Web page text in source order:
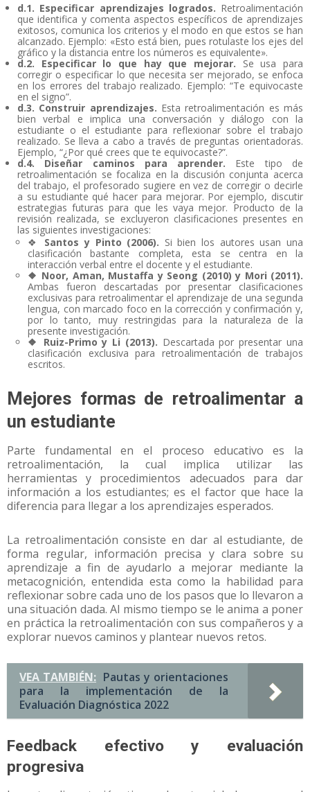
d.1. Especificar aprendizajes logrados. Retroalimentación
que identifica y comenta aspectos específicos de aprendizajes
exitosos, comunica los criterios y el modo en que estos se han
alcanzado. Ejemplo: «Esto está bien, pues rotulaste los ejes del
gráfico y la distancia entre los números es equivalente».
d.2. Especificar lo que hay que mejorar. Se usa para
corregir o especificar lo que necesita ser mejorado, se enfoca
en los errores del trabajo realizado. Ejemplo: “Te equivocaste
en el signo”.
d.3. Construir aprendizajes. Esta retroalimentación es más
bien verbal e implica una conversación y diálogo con la
estudiante o el estudiante para reflexionar sobre el trabajo
realizado. Se lleva a cabo a través de preguntas orientadoras.
Ejemplo, “¿Por qué crees que te equivocaste?”.
d.4. Diseñar caminos para aprender. Este tipo de
retroalimentación se focaliza en la discusión conjunta acerca
del trabajo, el profesorado sugiere en vez de corregir o decirle
a su estudiante qué hacer para mejorar. Por ejemplo, discutir
estrategias futuras para que les vaya mejor. Producto de la
revisión realizada, se excluyeron clasificaciones presentes en
las siguientes investigaciones:
❖ Santos y Pinto (2006). Si bien los autores usan una
clasificación bastante completa, esta se centra en la
interacción verbal entre el docente y el estudiante.
❖ Noor, Aman, Mustaffa y Seong (2010) y Mori (2011).
Ambas fueron descartadas por presentar clasificaciones
exclusivas para retroalimentar el aprendizaje de una segunda
lengua, con marcado foco en la corrección y confirmación y,
por lo tanto, muy restringidas para la naturaleza de la
presente investigación.
❖ Ruiz-Primo y Li (2013). Descartada por presentar una
clasificación exclusiva para retroalimentación de trabajos
escritos.
Mejores formas de retroalimentar a
un estudiante
Parte fundamental en el proceso educativo es la
retroalimentación, la cual implica utilizar las
herramientas y procedimientos adecuados para dar
información a los estudiantes; es el factor que hace la
diferencia para llegar a los aprendizajes esperados.
La retroalimentación consiste en dar al estudiante, de
forma regular, información precisa y clara sobre su
aprendizaje a fin de ayudarlo a mejorar mediante la
metacognición, entendida esta como la habilidad para
reflexionar sobre cada uno de los pasos que lo llevaron a
una situación dada. Al mismo tiempo se le anima a poner
en práctica la retroalimentación con sus compañeros y a
explorar nuevos caminos y plantear nuevos retos.
VEA TAMBIÉN: Pautas y orientaciones
para la implementación de la
Evaluación Diagnóstica 2022
Feedback efectivo y evaluación
progresiva